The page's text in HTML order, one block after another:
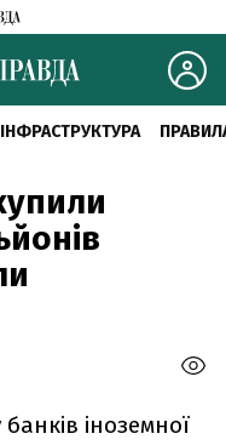
ІНФРАСТРУКТУРА
іноземної